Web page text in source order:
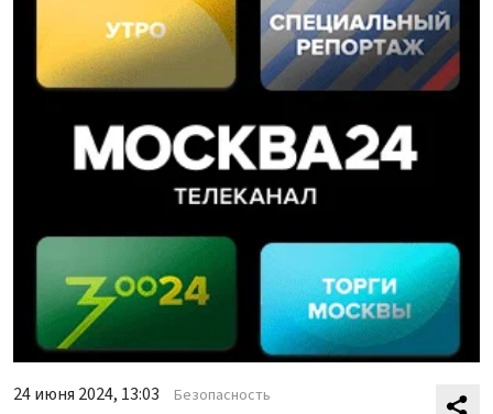
24 июня 2024, 13:03 Безопасность